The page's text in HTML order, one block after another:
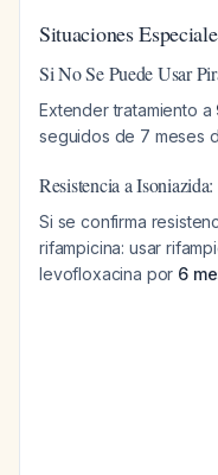
Situaciones
Si No Se Puede Usar
Extender tratamiento a
seguidos de 7 meses
Resistencia a Isoniazida:
Si se confirma
rifampicina: usar
levofloxacina por 6